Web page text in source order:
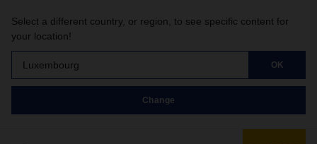
Select a different country, or region, to see specific content for
your location!
Luxembourg OK
Change